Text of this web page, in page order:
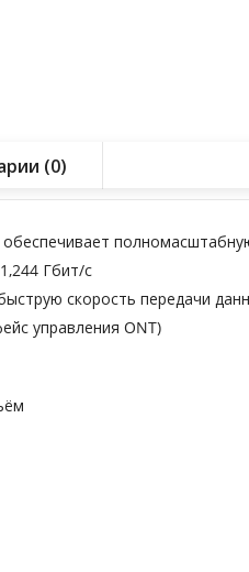
(0)
Гбит/с
скорость передачи
управления ONT)